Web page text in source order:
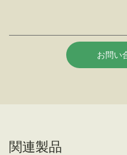
お問い
関連製品